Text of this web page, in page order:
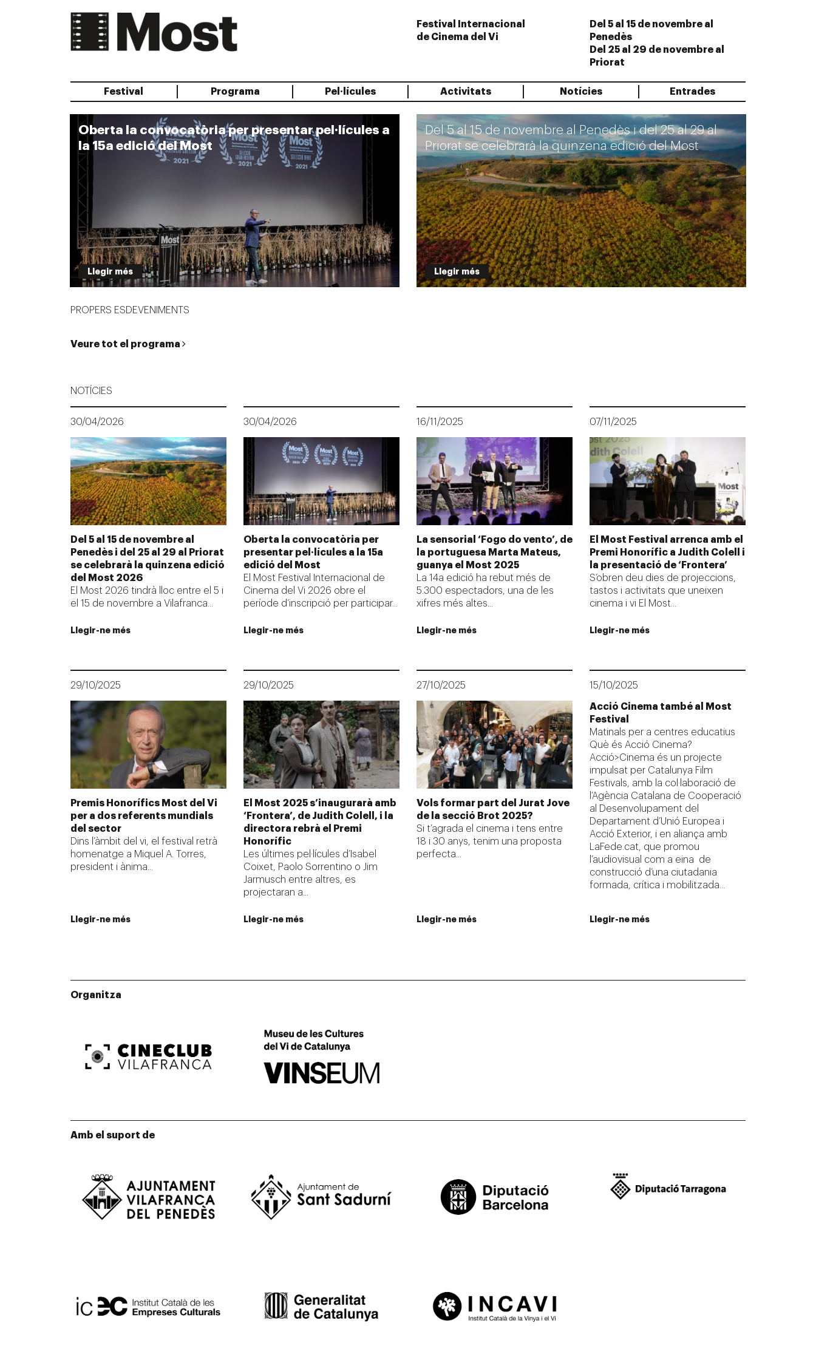
Festival Internacional
de Cinema del Vi
Del 5 al 15 de novembre al
Penedès
Del 25 al 29 de novembre al
Priorat
Festival Programa Pel·lícules Activitats Notícies Entrades
Oberta la convocatòria per presentar pel·lícules a
la 15a edició del Most
Llegir més
Del 5 al 15 de novembre al Penedès i del 25 al 29 al
Priorat se celebrarà la quinzena edició del Most
Llegir més
PROPERS ESDEVENIMENTS
Veure tot el programa
NOTÍCIES
30/04/2026
Del 5 al 15 de novembre al
Penedès i del 25 al 29 al Priorat
se celebrarà la quinzena edició
del Most 2026
El Most 2026 tindrà lloc entre el 5 i
el 15 de novembre a Vilafranca...
Llegir-ne més
30/04/2026
Oberta la convocatòria per
presentar pel·lícules a la 15a
edició del Most
El Most Festival Internacional de
Cinema del Vi 2026 obre el
període d’inscripció per participar...
Llegir-ne més
16/11/2025
La sensorial ‘Fogo do vento’, de
la portuguesa Marta Mateus,
guanya el Most 2025
La 14a edició ha rebut més de
5.300 espectadors, una de les
xifres més altes...
Llegir-ne més
07/11/2025
El Most Festival arrenca amb el
Premi Honorífic a Judith Colell i
la presentació de ‘Frontera’
S’obren deu dies de projeccions,
tastos i activitats que uneixen
cinema i vi El Most...
Llegir-ne més
29/10/2025
Premis Honorífics Most del Vi
per a dos referents mundials
del sector
Dins l’àmbit del vi, el festival retrà
homenatge a Miquel A. Torres,
president i ànima...
Llegir-ne més
29/10/2025
El Most 2025 s’inaugurarà amb
‘Frontera’, de Judith Colell, i la
directora rebrà el Premi
Honorífic
Les últimes pel·lícules d’Isabel
Coixet, Paolo Sorrentino o Jim
Jarmusch entre altres, es
projectaran a...
Llegir-ne més
27/10/2025
Vols formar part del Jurat Jove
de la secció Brot 2025?
Si t’agrada el cinema i tens entre
18 i 30 anys, tenim una proposta
perfecta...
Llegir-ne més
15/10/2025
Acció Cinema també al Most
Festival
Matinals per a centres educatius
Què és Acció Cinema?
Acció>Cinema és un projecte
impulsat per Catalunya Film
Festivals, amb la col·laboració de
l’Agència Catalana de Cooperació
al Desenvolupament del
Departament d’Unió Europea i
Acció Exterior, i en aliança amb
LaFede.cat, que promou
l’audiovisual com a eina de
construcció d’una ciutadania
formada, crítica i mobilitzada...
Llegir-ne més
Organitza
Amb el suport de